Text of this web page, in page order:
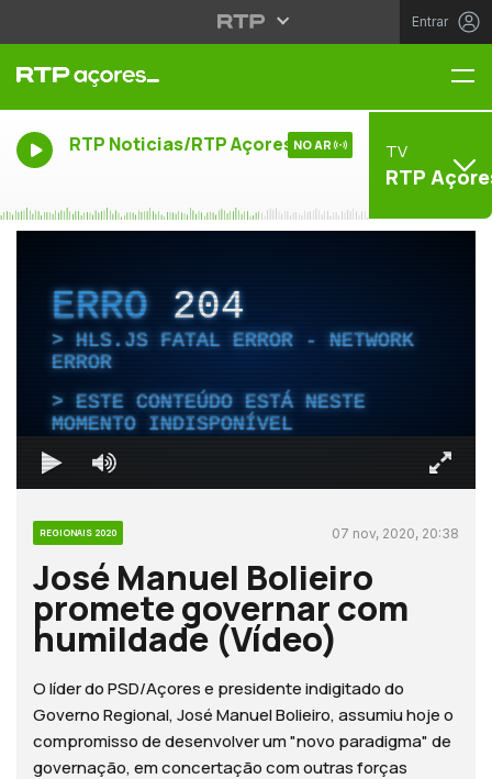
Entrar
RTP Noticias/RTP Açores NO AR TV
RTP
ERRO204
HLS.JS FATAL ERROR - NETWORK
ERROR
ESTE CONTEÚDO ESTÁ NESTE
MOMENTO INDISPONÍVEL
REGIONAIS 2020 07 nov, 2020, 20:38
José Manuel Bolieiro
promete governar com
humildade (Vídeo)
O líder do PSD/Açores e presidente indigitado do
Governo Regional, José Manuel Bolieiro, assumiu hoje o
compromisso de desenvolver um "novo paradigma" de
governação, em concertação com outras forças